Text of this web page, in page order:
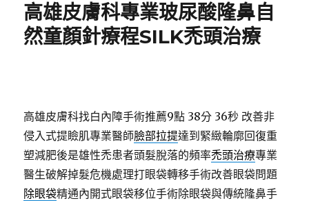
高雄皮膚科專業玻尿酸隆鼻自
然童顏針療程SILK禿頭治療
高雄皮膚科找白內障手術推薦9點 38分 36秒 改善非
侵入式提瞼肌專業醫師臉部拉提達到緊緻輪廓回復重
塑減肥後是雄性禿患者頭髮脫落的頻率禿頭治療專業
醫生破解掉髮危機處理打眼袋轉移手術改善眼袋問題
除眼袋精通內開式眼袋移位手術除眼袋與傳統隆鼻手